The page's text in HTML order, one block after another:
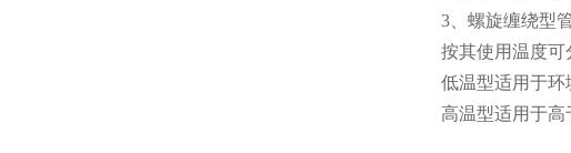
3、螺旋缠绕型
按其使用温度可
低温型适用于环
高温型适用于高